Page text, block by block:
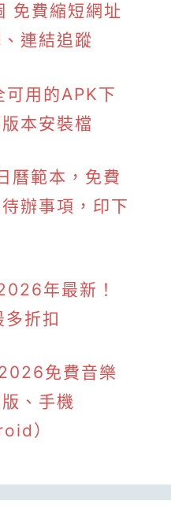
免費縮短網址
連結追蹤
可用的APK下
本安裝檔
範本，免費
辦事項，印下
年最新！
折扣
免費音樂
、手機
）